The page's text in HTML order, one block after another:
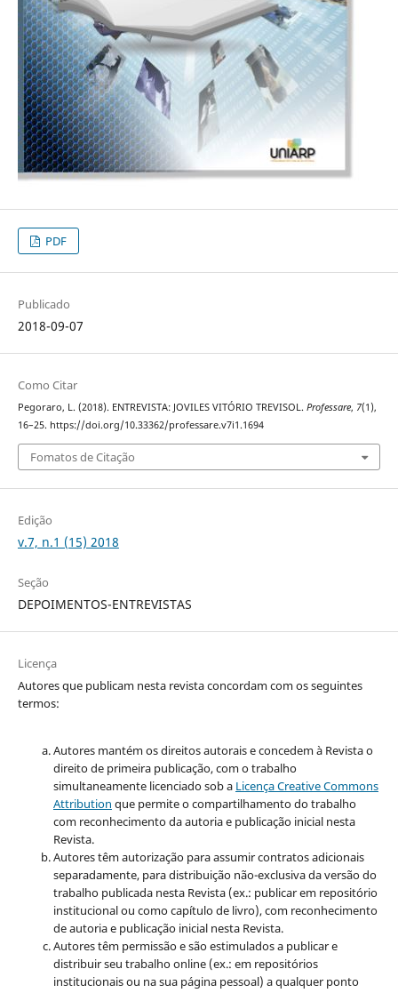
PDF
Publicado
2018-09-07
Como Citar
Pegoraro, L. (2018). ENTREVISTA: JOVILES VITÓRIO TREVISOL. Professare, 7(1),
16–25. https://doi.org/10.33362/professare.v7i1.1694
Fomatos de Citação
Edição
v.7, n.1 (15) 2018
Seção
DEPOIMENTOS-ENTREVISTAS
Licença
Autores que publicam nesta revista concordam com os seguintes
termos:
Autores mantém os direitos autorais e concedem à Revista o
direito de primeira publicação, com o trabalho
simultaneamente licenciado sob a Licença Creative Commons
Attribution que permite o compartilhamento do trabalho
com reconhecimento da autoria e publicação inicial nesta
Revista.
Autores têm autorização para assumir contratos adicionais
separadamente, para distribuição não-exclusiva da versão do
trabalho publicada nesta Revista (ex.: publicar em repositório
institucional ou como capítulo de livro), com reconhecimento
de autoria e publicação inicial nesta Revista.
Autores têm permissão e são estimulados a publicar e
distribuir seu trabalho online (ex.: em repositórios
institucionais ou na sua página pessoal) a qualquer ponto